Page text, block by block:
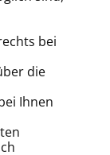
bei
die
Ihnen